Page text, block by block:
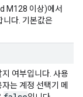
M128 이상)에서
니다. 기본값은
여부입니다. 사용
는 계정 선택기 메